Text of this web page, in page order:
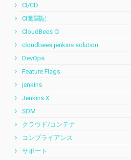
CI/CD
CI奮闘記
CloudBees CI
cloudbees jenkins solution
DevOps
Feature Flags
jenkins
Jenkins X
SDM
クラウド/コンテナ
コンプライアンス
サポート